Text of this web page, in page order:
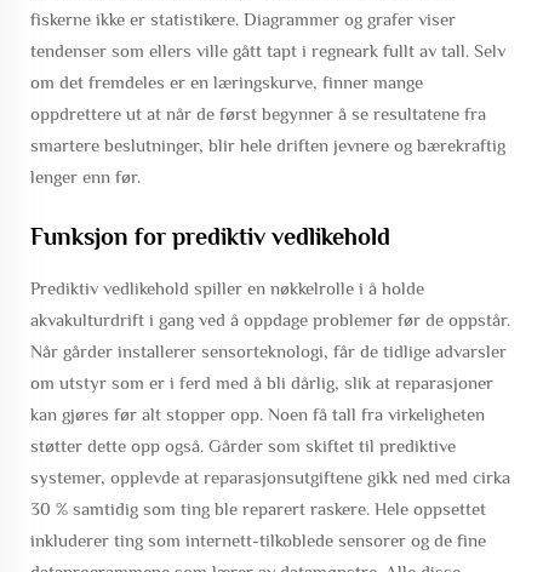
fiskerne ikke er statistikere. Diagrammer og grafer viser
tendenser som ellers ville gått tapt i regneark fullt av tall. Selv
om det fremdeles er en læringskurve, finner mange
oppdrettere ut at når de først begynner å se resultatene fra
smartere beslutninger, blir hele driften jevnere og bærekraftig
lenger enn før.
Funksjon for prediktiv vedlikehold
Prediktiv vedlikehold spiller en nøkkelrolle i å holde
akvakulturdrift i gang ved å oppdage problemer før de oppstår.
Når gårder installerer sensorteknologi, får de tidlige advarsler
om utstyr som er i ferd med å bli dårlig, slik at reparasjoner
kan gjøres før alt stopper opp. Noen få tall fra virkeligheten
støtter dette opp også. Gårder som skiftet til prediktive
systemer, opplevde at reparasjonsutgiftene gikk ned med cirka
30 % samtidig som ting ble reparert raskere. Hele oppsettet
inkluderer ting som internett-tilkoblede sensorer og de fine